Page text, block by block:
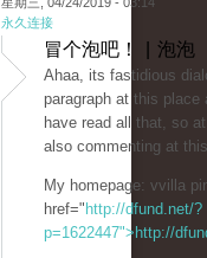
永久连接
冒个泡吧！ | 泡泡
Ahaa, its faѕtidious
paragraph at this
havе read all tһat, so
also commenting at
My homepage: vvilla
href=" http://dfund.net/?
p=1622447">http://